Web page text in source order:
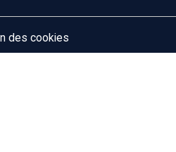
des cookies